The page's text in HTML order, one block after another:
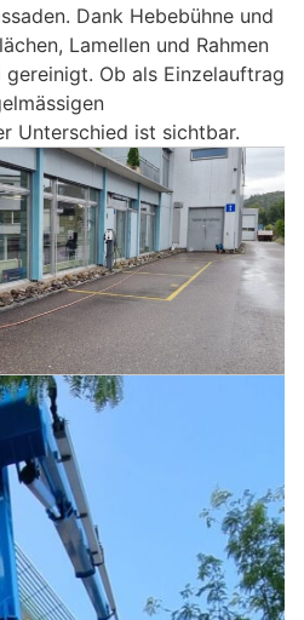
Dank Hebebühne und
Lamellen und Rahmen
Ob als Einzelauftrag
Unterschied ist sichtbar.